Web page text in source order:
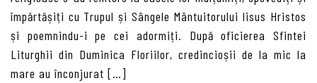
împărtășiți cu Trupul și Sângele Mântuitorului Iisus Hristos
și poemnindu-i pe cei adormiți. După oficierea Sfintei
Liturghii din Duminica Floriilor, credincioșii de la mic la
mare au înconjurat […]